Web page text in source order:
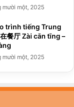
mười một, 2025
trình tiếng Trung
餐厅 Zài cān tīng –
mười một, 2025